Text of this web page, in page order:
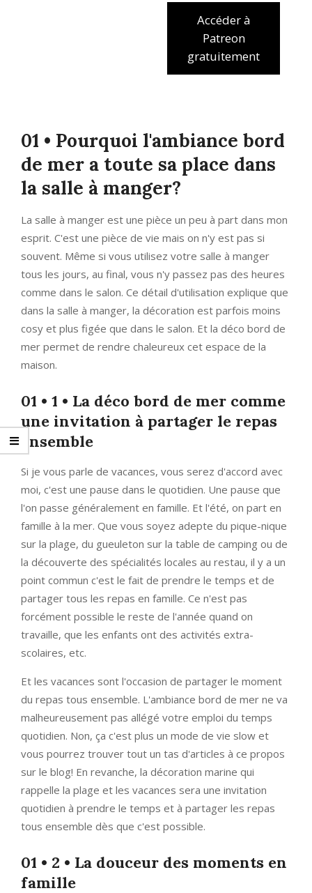
Accéder à
Patreon
gratuitement
01 • Pourquoi l'ambiance bord
de mer a toute sa place dans
la salle à manger?
La salle à manger est une pièce un peu à part dans mon
esprit. C'est une pièce de vie mais on n'y est pas si
souvent. Même si vous utilisez votre salle à manger
tous les jours, au final, vous n'y passez pas des heures
comme dans le salon. Ce détail d'utilisation explique que
dans la salle à manger, la décoration est parfois moins
cosy et plus figée que dans le salon. Et la déco bord de
mer permet de rendre chaleureux cet espace de la
maison.
01 • 1 • La déco bord de mer comme
une invitation à partager le repas
ensemble
Si je vous parle de vacances, vous serez d'accord avec
moi, c'est une pause dans le quotidien. Une pause que
l'on passe généralement en famille. Et l'été, on part en
famille à la mer. Que vous soyez adepte du pique-nique
sur la plage, du gueuleton sur la table de camping ou de
la découverte des spécialités locales au restau, il y a un
point commun c'est le fait de prendre le temps et de
partager tous les repas en famille. Ce n'est pas
forcément possible le reste de l'année quand on
travaille, que les enfants ont des activités extra-
scolaires, etc.
Et les vacances sont l'occasion de partager le moment
du repas tous ensemble. L'ambiance bord de mer ne va
malheureusement pas allégé votre emploi du temps
quotidien. Non, ça c'est plus un mode de vie slow et
vous pourrez trouver tout un tas d'articles à ce propos
sur le blog! En revanche, la décoration marine qui
rappelle la plage et les vacances sera une invitation
quotidien à prendre le temps et à partager les repas
tous ensemble dès que c'est possible.
01 • 2 • La douceur des moments en
famille